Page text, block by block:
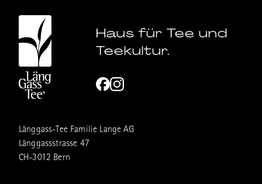
Haus für Tee und
Teekultur.
Länggass-Tee Familie Lange AG
Länggassstrasse 47
CH-3012 Bern